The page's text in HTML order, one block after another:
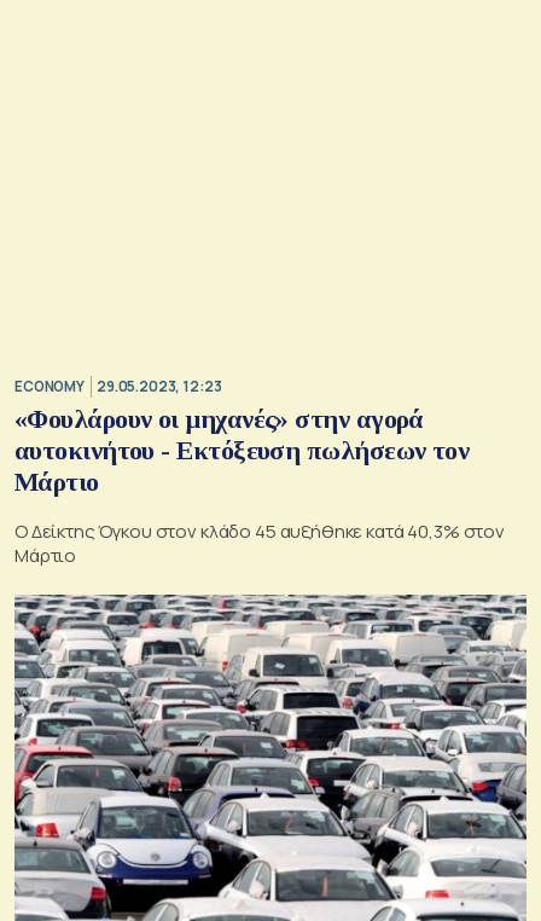
ECONOMY 29.05.2023, 12:23
«Φουλάρουν οι μηχανές» στην αγορά
αυτοκινήτου - Εκτόξευση πωλήσεων τον
Μάρτιο
Ο Δείκτης Όγκου στον κλάδο 45 αυξήθηκε κατά 40,3% στον
Μάρτιο